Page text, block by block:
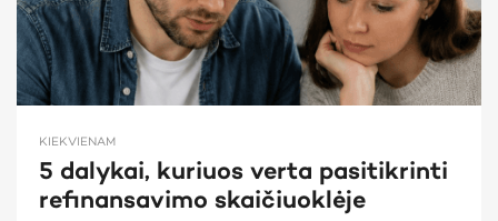
KIEKVIENAM
5 dalykai, kuriuos verta pasitikrinti
refinansavimo skaičiuoklėje